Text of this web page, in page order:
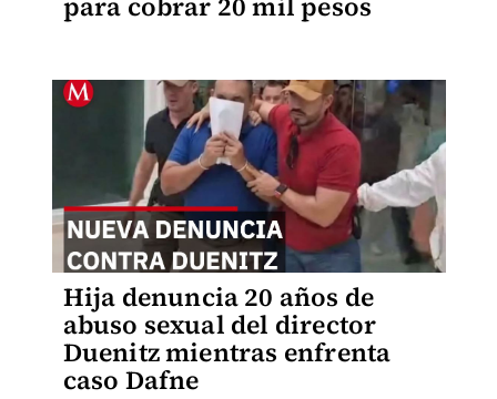
Hija denuncia 20 años de
abuso sexual del director
Duenitz mientras enfrenta
caso Dafne